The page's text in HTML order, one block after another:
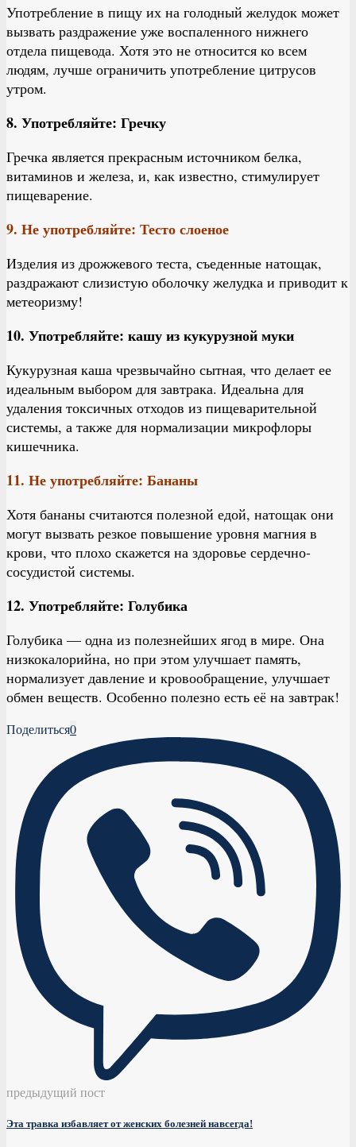
Употребление в пищу их на голодный желудок может
вызвать раздражение уже воспаленного нижнего
отдела пищевода. Хотя это не относится ко всем
людям, лучше ограничить употребление цитрусов
утром.
8. Употребляйте: Гречку
Гречка является прекрасным источником белка,
витаминов и железа, и, как известно, стимулирует
пищеварение.
9. Не употребляйте: Тесто слоеное
Изделия из дрожжевого теста, съеденные натощак,
раздражают слизистую оболочку желудка и приводит к
метеоризму!
10. Употребляйте: кашу из кукурузной муки
Кукурузная каша чрезвычайно сытная, что делает ее
идеальным выбором для завтрака. Идеальна для
удаления токсичных отходов из пищеварительной
системы, а также для нормализации микрофлоры
кишечника.
11. Не употребляйте: Бананы
Хотя бананы считаются полезной едой, натощак они
могут вызвать резкое повышение уровня магния в
крови, что плохо скажется на здоровье сердечно-
сосудистой системы.
12. Употребляйте: Голубика
Голубика — одна из полезнейших ягод в мире. Она
низкокалорийна, но при этом улучшает память,
нормализует давление и кровообращение, улучшает
обмен веществ. Особенно полезно есть её на завтрак!
Поделиться0
предыдущий пост
Эта травка избавляет от женских болезней навсегда!